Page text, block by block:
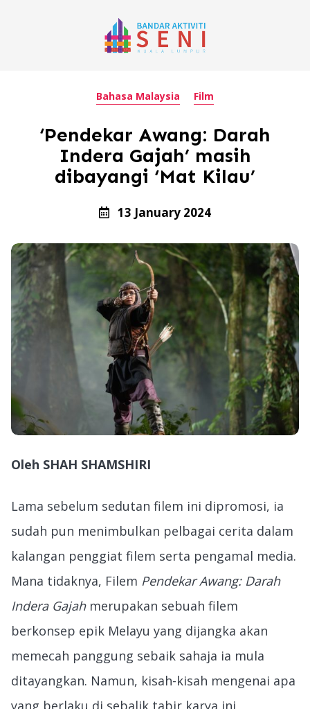
Bahasa Malaysia Film
‘Pendekar Awang: Darah
Indera Gajah’ masih
dibayangi ‘Mat Kilau’
13 January 2024
Oleh SHAH SHAMSHIRI
Lama sebelum sedutan filem ini dipromosi, ia
sudah pun menimbulkan pelbagai cerita dalam
kalangan penggiat filem serta pengamal media.
Mana tidaknya, Filem Pendekar Awang: Darah
Indera Gajahmerupakan sebuah filem
berkonsep epik Melayu yang dijangka akan
memecah panggung sebaik sahaja ia mula
ditayangkan. Namun, kisah-kisah mengenai apa
yang berlaku di sebalik tabir karya ini